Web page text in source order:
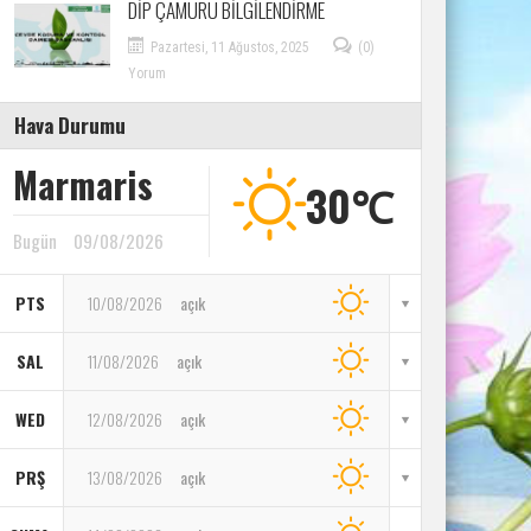
DİP ÇAMURU BİLGİLENDİRME
Pazartesi, 11 Ağustos, 2025
(0)
Yorum
Hava Durumu
Marmaris
Bugün 09/08/2026
30℃
PTS 10/08/2026 açık
SAL 11/08/2026 açık
WED 12/08/2026 açık
PRŞ 13/08/2026 açık